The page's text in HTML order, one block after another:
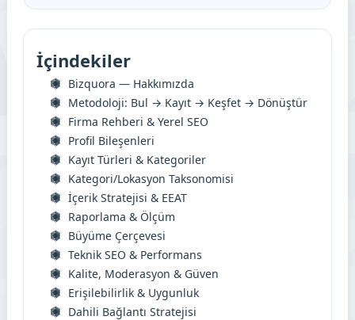
İçindekiler
Bizquora — Hakkımızda
Metodoloji: Bul → Kayıt → Keşfet → Dönüştür
Firma Rehberi & Yerel SEO
Profil Bileşenleri
Kayıt Türleri & Kategoriler
Kategori/Lokasyon Taksonomisi
İçerik Stratejisi & EEAT
Raporlama & Ölçüm
Büyüme Çerçevesi
Teknik SEO & Performans
Kalite, Moderasyon & Güven
Erişilebilirlik & Uygunluk
Dahili Bağlantı Stratejisi